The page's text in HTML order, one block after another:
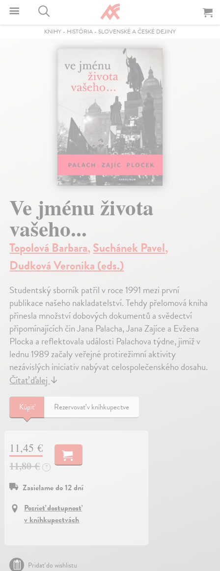
KNIHY - HISTÓRIA - SLOVENSKÉ A ČESKÉ DEJINY
Ve jménu života
vašeho...
Topolová Barbara,Suchánek Pavel,
Dudková Veronika (eds.)
Studentský sborník patřil v roce 1991 mezi první
publikace našeho nakladatelství. Tehdy přelomová kniha
přinesla množství dobových dokumentů a svědectví
připomínajících čin Jana Palacha, Jana Zajíce a Evžena
Plocka a reflektovala události Palachova týdne, jimiž v
lednu 1989 začaly veřejné protirežimní aktivity
nezávislých iniciativ nabývat celospolečenského dosahu.
Čítať ďalej↓
Kúpiť Rezervovať v kníhkupectve
11,45 €
11,80 €
?
Zasielame do 12 dní
Pozrieť dostupnosť
v kníhkupectvách
Pridať do wishlistu